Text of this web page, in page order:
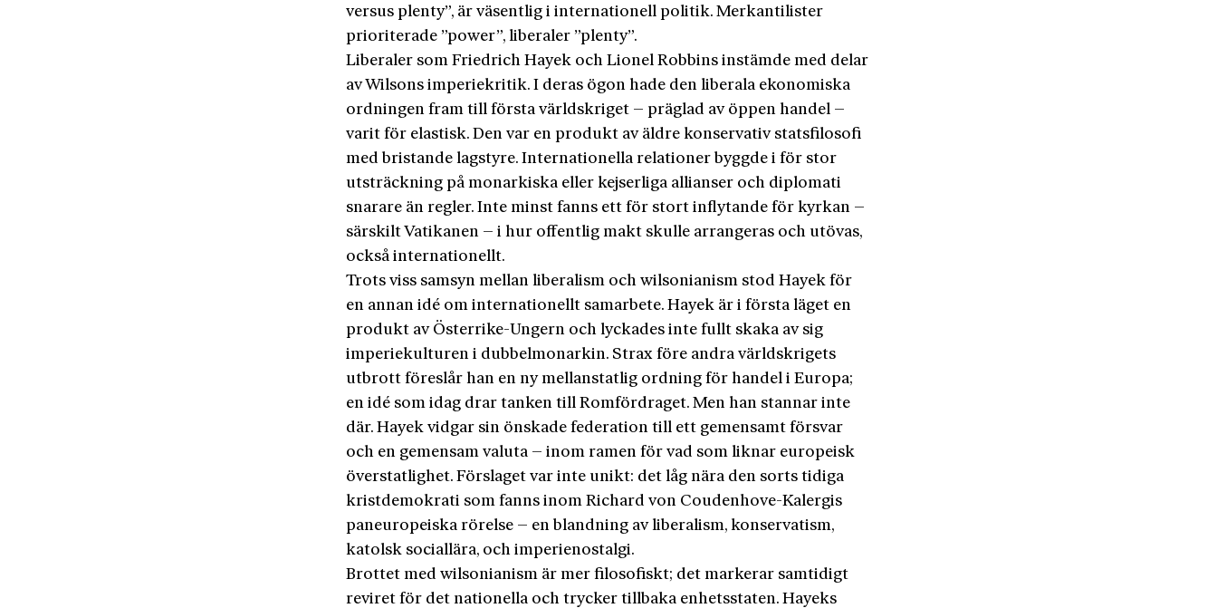
versus plenty”, är väsentlig i internationell politik. Merkantilister
prioriterade ”power”, liberaler ”plenty”.
Liberaler som Friedrich Hayek och Lionel Robbins instämde med delar
av Wilsons imperiekritik. I deras ögon hade den liberala ekonomiska
ordningen fram till första världskriget – präglad av öppen handel –
varit för elastisk. Den var en produkt av äldre konservativ statsfilosofi
med bristande lagstyre. Internationella relationer byggde i för stor
utsträckning på monarkiska eller kejserliga allianser och diplomati
snarare än regler. Inte minst fanns ett för stort inflytande för kyrkan –
särskilt Vatikanen – i hur offentlig makt skulle arrangeras och utövas,
också internationellt.
Trots viss samsyn mellan liberalism och wilsonianism stod Hayek för
en annan idé om internationellt samarbete. Hayek är i första läget en
produkt av Österrike-Ungern och lyckades inte fullt skaka av sig
imperiekulturen i dubbelmonarkin. Strax före andra världskrigets
utbrott föreslår han en ny mellanstatlig ordning för handel i Europa;
en idé som idag drar tanken till Romfördraget. Men han stannar inte
där. Hayek vidgar sin önskade federation till ett gemensamt försvar
och en gemensam valuta – inom ramen för vad som liknar europeisk
överstatlighet. Förslaget var inte unikt: det låg nära den sorts tidiga
kristdemokrati som fanns inom Richard von Coudenhove-Kalergis
paneuropeiska rörelse – en blandning av liberalism, konservatism,
katolsk sociallära, och imperienostalgi.
Brottet med wilsonianism är mer filosofiskt; det markerar samtidigt
reviret för det nationella och trycker tillbaka enhetsstaten. Hayeks